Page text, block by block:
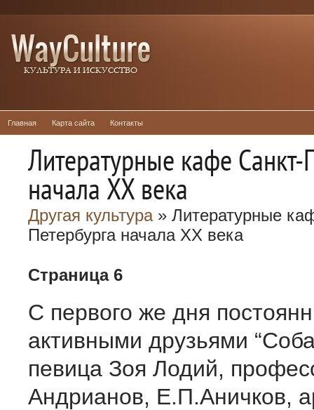
Главная Карта сайта Контакты
Литературные кафе Санкт-
начала XX века
Другая культура» Литературные
Петербурга начала XX века
Страница 6
С первого же дня
активными друзьями
певица Зоя Лодий,
Андрианов, Е.П.Аничков,